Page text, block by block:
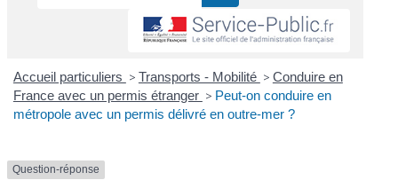
Accueil particuliers > Transports - Mobilité > Conduire en
France avec un permis étranger > Peut-on conduire en
métropole avec un permis délivré en outre-mer ?
Question-réponse